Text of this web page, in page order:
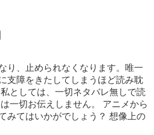
り、止められなくなります。唯一
支障をきたしてしまうほど読み耽
としては、一切ネタバレ無しで読
一切お伝えしません。 アニメから
みてはいかがでしょう？ 想像上の